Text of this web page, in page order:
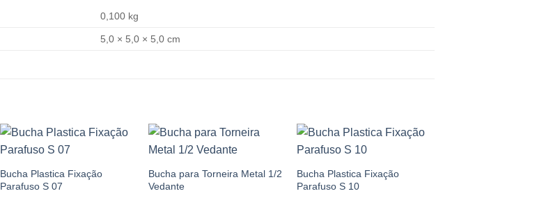
0,100 kg
5,0 × 5,0 × 5,0 cm
wishlist
Bucha Plastica Fixação
Parafuso S 07
wishlist
Bucha para Torneira Metal 1/2
Vedante
wishlist
Bucha Plastica Fixação
Parafuso S 10